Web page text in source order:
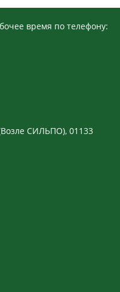
время по телефону:
СИЛЬПО), 01133